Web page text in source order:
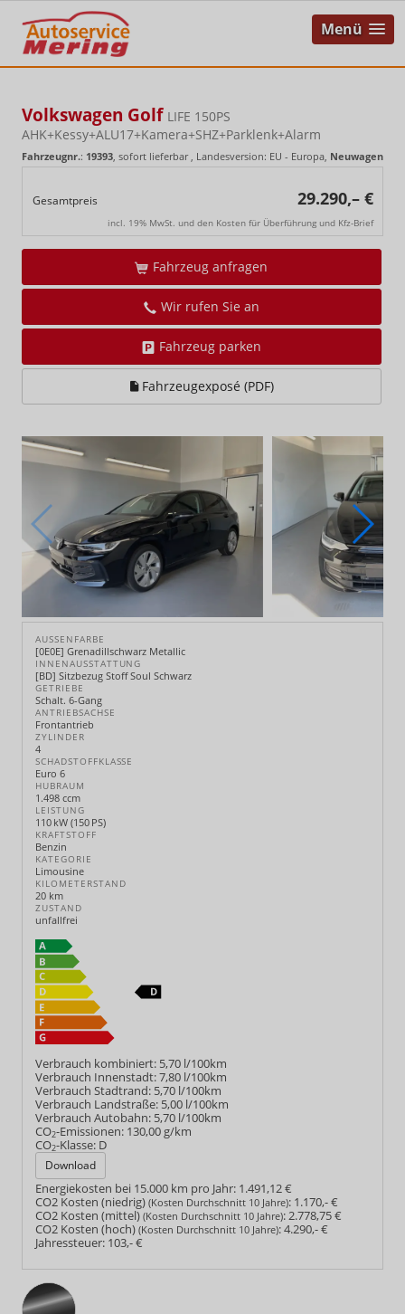
Menü
Volkswagen Golf LIFE 150PS
AHK+Kessy+ALU17+Kamera+SHZ+Parklenk+Alarm
Fahrzeugnr.: 19393, sofort lieferbar, Landesversion: EU - Europa, Neuwagen
Gesamtpreis 29.290,– €
incl. 19% MwSt. und den Kosten für Überführung und Kfz-Brief
Fahrzeug anfragen
Wir rufen Sie an
Fahrzeug parken
Fahrzeugexposé (PDF)
AUSSENFARBE
[0E0E] Grenadillschwarz Metallic
INNENAUSSTATTUNG
[BD] Sitzbezug Stoff Soul Schwarz
GETRIEBE
Schalt. 6-Gang
ANTRIEBSACHSE
Frontantrieb
ZYLINDER
4
SCHADSTOFFKLASSE
Euro 6
HUBRAUM
1.498 ccm
LEISTUNG
110 kW (150 PS)
KRAFTSTOFF
Benzin
KATEGORIE
Limousine
KILOMETERSTAND
20 km
ZUSTAND
unfallfrei
Verbrauch kombiniert: 5,70 l/100km
Verbrauch Innenstadt:7,80 l/100km
Verbrauch Stadtrand: 5,70 l/100km
Verbrauch Landstraße: 5,00 l/100km
Verbrauch Autobahn: 5,70 l/100km
CO2-Emissionen: 130,00 g/km
CO2-Klasse: D
Download
Energiekosten bei 15.000 km pro Jahr: 1.491,12 €
CO2 Kosten (niedrig) (Kosten Durchschnitt 10 Jahre): 1.170,- €
CO2 Kosten (mittel) (Kosten Durchschnitt 10 Jahre):2.778,75 €
CO2 Kosten (hoch) (Kosten Durchschnitt 10 Jahre):4.290,- €
Jahressteuer: 103,- €